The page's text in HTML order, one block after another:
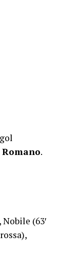
Romano.
(63′